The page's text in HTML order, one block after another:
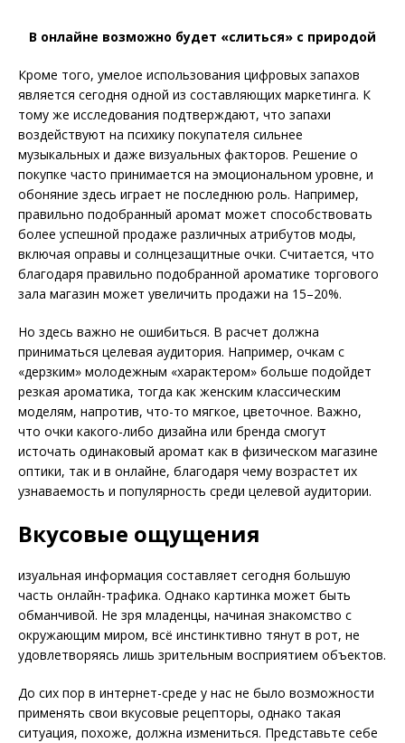
В онлайне возможно будет «слиться» с природой
Кроме того, умелое использования цифровых запахов
является сегодня одной из составляющих маркетинга. К
тому же исследования подтверждают, что запахи
воздействуют на психику покупателя сильнее
музыкальных и даже визуальных факторов. Решение о
покупке часто принимается на эмоциональном уровне, и
обоняние здесь играет не последнюю роль. Например,
правильно подобранный аромат может способствовать
более успешной продаже различных атрибутов моды,
включая оправы и солнцезащитные очки. Считается, что
благодаря правильно подобранной ароматике торгового
зала магазин может увеличить продажи на 15–20%.
Но здесь важно не ошибиться. В расчет должна
приниматься целевая аудитория. Например, очкам с
«дерзким» молодежным «характером» больше подойдет
резкая ароматика, тогда как женским классическим
моделям, напротив, что-то мягкое, цветочное. Важно,
что очки какого-либо дизайна или бренда смогут
источать одинаковый аромат как в физическом магазине
оптики, так и в онлайне, благодаря чему возрастет их
узнаваемость и популярность среди целевой аудитории.
Вкусовые ощущения
изуальная информация составляет сегодня большую
часть онлайн-трафика. Однако картинка может быть
обманчивой. Не зря младенцы, начиная знакомство с
окружающим миром, всё инстинктивно тянут в рот, не
удовлетворяясь лишь зрительным восприятием объектов.
До сих пор в интернет-среде у нас не было возможности
применять свои вкусовые рецепторы, однако такая
ситуация, похоже, должна измениться. Представьте себе